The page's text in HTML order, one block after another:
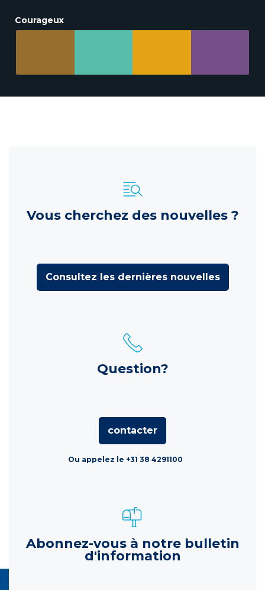
Courageux
Vous cherchez des nouvelles ?
Consultez les dernières nouvelles
Question?
contacter
Ou appelez le +31 38 4291100
Abonnez-vous à notre bulletin
d'information